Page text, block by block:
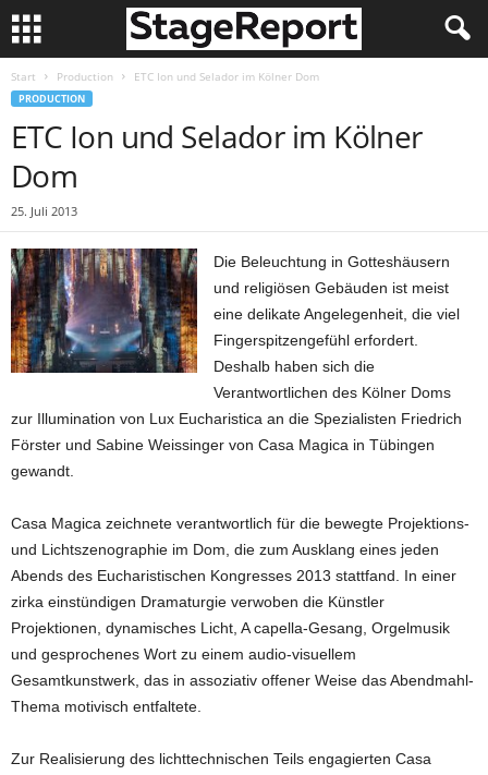
Start Production ETC Ion und Selador im Kölner Dom
PRODUCTION
ETC Ion und Selador im Kölner
Dom
25. Juli 2013
Die Beleuchtung in Gotteshäusern
und religiösen Gebäuden ist meist
eine delikate Angelegenheit, die viel
Fingerspitzengefühl erfordert.
Deshalb haben sich die
Verantwortlichen des Kölner Doms
zur Illumination von Lux Eucharistica an die Spezialisten Friedrich
Förster und Sabine Weissinger von Casa Magica in Tübingen
gewandt.
Casa Magica zeichnete verantwortlich für die bewegte Projektions-
und Lichtszenographie im Dom, die zum Ausklang eines jeden
Abends des Eucharistischen Kongresses 2013 stattfand. In einer
zirka einstündigen Dramaturgie verwoben die Künstler
Projektionen, dynamisches Licht, A capella-Gesang, Orgelmusik
und gesprochenes Wort zu einem audio-visuellem
Gesamtkunstwerk, das in assoziativ offener Weise das Abendmahl-
Thema motivisch entfaltete.
Zur Realisierung des lichttechnischen Teils engagierten Casa